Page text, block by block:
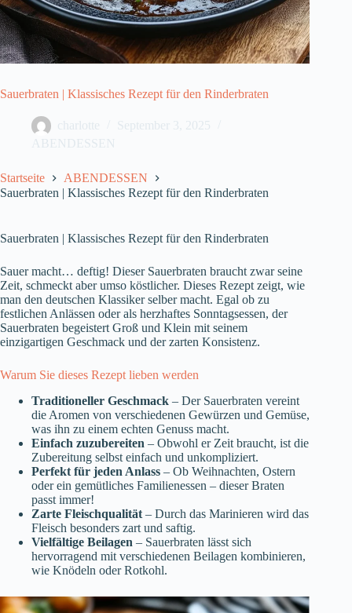
Sauerbraten | Klassisches Rezept für den Rinderbraten
charlotte
September 3, 2025
ABENDESSEN
Startseite
ABENDESSEN
Sauerbraten | Klassisches Rezept für den Rinderbraten
Sauerbraten | Klassisches Rezept für den Rinderbraten
Sauer macht… deftig! Dieser Sauerbraten braucht zwar seine
Zeit, schmeckt aber umso köstlicher. Dieses Rezept zeigt, wie
man den deutschen Klassiker selber macht. Egal ob zu
festlichen Anlässen oder als herzhaftes Sonntagsessen, der
Sauerbraten begeistert Groß und Klein mit seinem
einzigartigen Geschmack und der zarten Konsistenz.
Warum Sie dieses Rezept lieben werden
Traditioneller Geschmack – Der Sauerbraten vereint
die Aromen von verschiedenen Gewürzen und Gemüse,
was ihn zu einem echten Genuss macht.
Einfach zuzubereiten – Obwohl er Zeit braucht, ist die
Zubereitung selbst einfach und unkompliziert.
Perfekt für jeden Anlass – Ob Weihnachten, Ostern
oder ein gemütliches Familienessen – dieser Braten
passt immer!
Zarte Fleischqualität – Durch das Marinieren wird das
Fleisch besonders zart und saftig.
Vielfältige Beilagen – Sauerbraten lässt sich
hervorragend mit verschiedenen Beilagen kombinieren,
wie Knödeln oder Rotkohl.